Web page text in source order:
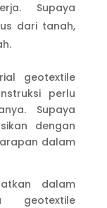
Supaya
dari tanah,
geotextile
perlu
Supaya
dengan
dalam
dalam
geotextile